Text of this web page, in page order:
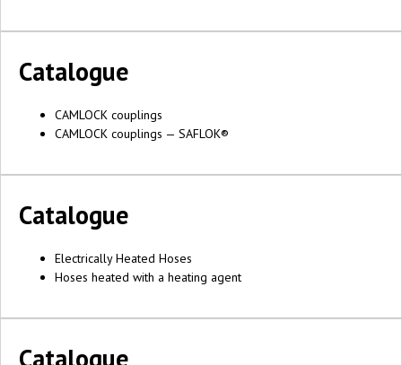
Catalogue
CAMLOCK couplings
CAMLOCK couplings — SAFLOK®
Catalogue
Electrically Heated Hoses
Hoses heated with a heating agent